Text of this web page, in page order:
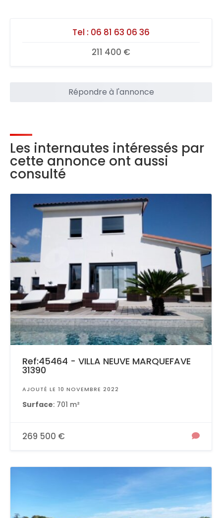
Tel : 06 81 63 06 36
211 400 €
Répondre à l'annonce
Les internautes intéressés par
cette annonce ont aussi
consulté
Ref:45464 - VILLA NEUVE MARQUEFAVE
31390
AJOUTÉ LE 10 NOVEMBRE 2022
Surface: 701 m²
269 500 €